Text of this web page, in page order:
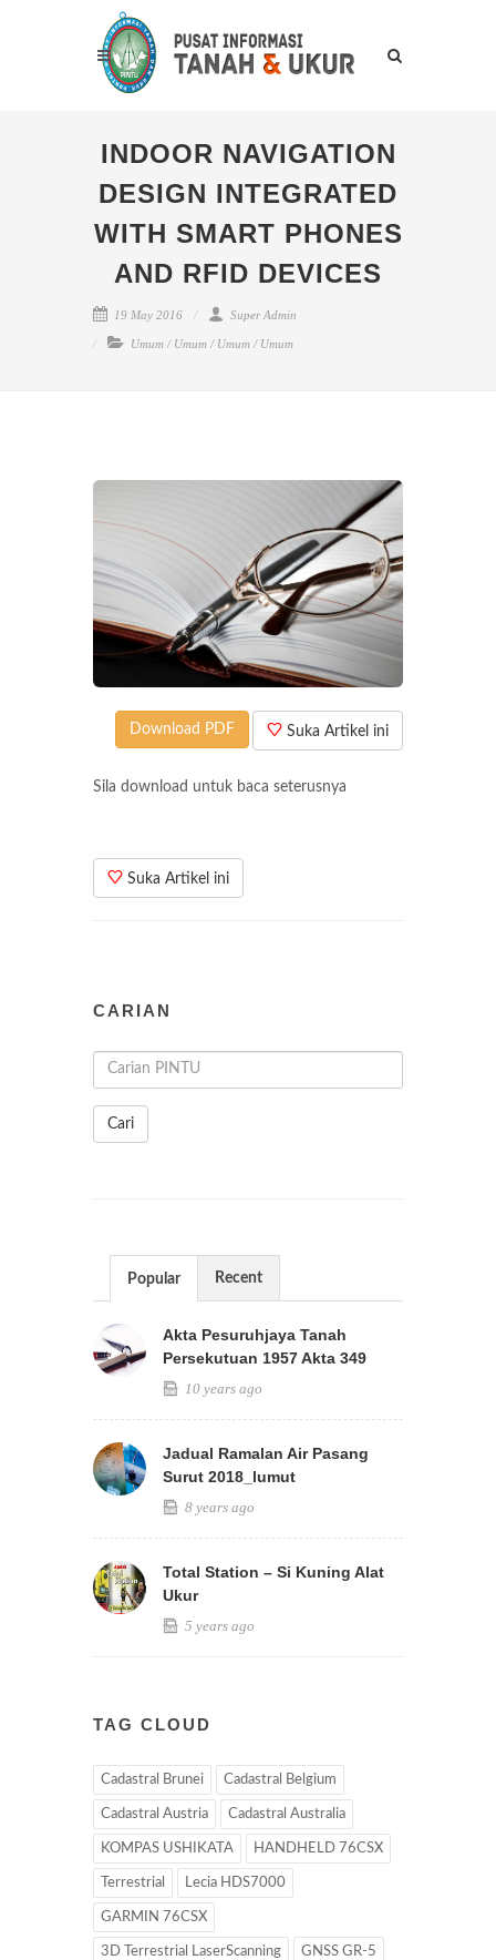
INDOOR NAVIGATION
DESIGN INTEGRATED
WITH SMART PHONES
AND RFID DEVICES
19 May 2016 Super Admin
Umum / Umum / Umum / Umum
Suka Artikel ini
Download PDF
Sila download untuk baca seterusnya
Suka Artikel ini
CARIAN
Cari
Popular Recent
Akta Pesuruhjaya Tanah
Persekutuan 1957 Akta 349
10 years ago
Jadual Ramalan Air Pasang
Surut 2018_lumut
8 years ago
Total Station – Si Kuning Alat
Ukur
5 years ago
TAG CLOUD
Cadastral Brunei Cadastral Belgium
Cadastral Austria Cadastral Australia
KOMPAS USHIKATA HANDHELD 76CSX
Terrestrial Lecia HDS7000
GARMIN 76CSX
3D Terrestrial LaserScanning GNSS GR-5